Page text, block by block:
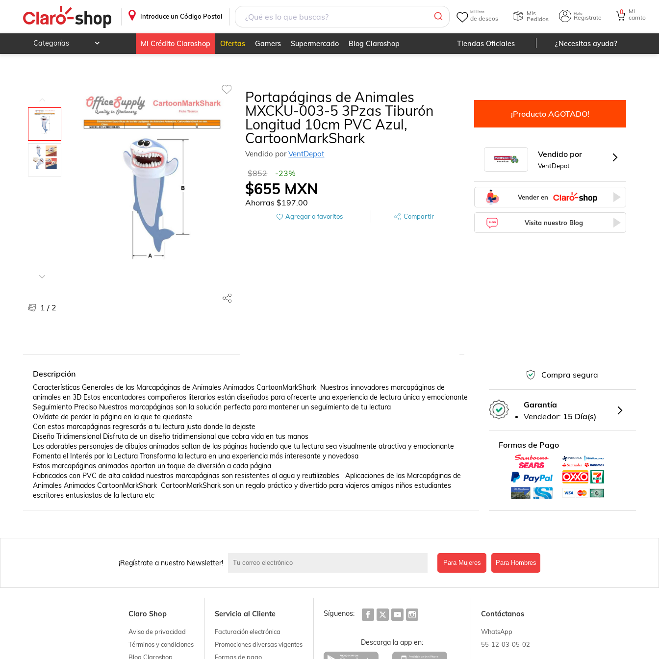
Introduce un Código Postal
Mi Lista
de deseos
Mis
Pedidos
Hola
Registrate
0
Mi
carrito
Categorías
Deportes y ocio
Animales y mascotas
Ferretería y autos
Ropa, calzado y accesorios
Mamá y bebé
Súpermercado
Mi Crédito Claroshop Ofertas Gamers Supermercado Blog Claroshop Tiendas Oficiales ¿Necesitas ayuda?
1 / 2
Portapáginas de Animales
MXCKU-003-5 3Pzas Tiburón
Longitud 10cm PVC Azul,
CartoonMarkShark
Vendido porVentDepot
$852 -23%
$655 MXN
Ahorras$197.00
Agregar a favoritos Compartir
¡Producto AGOTADO!
Vendido por
VentDepot
Vender en
Visita nuestro Blog
Descripción
Características Generales de las Marcapáginas de Animales Animados CartoonMarkShark  Nuestros innovadores marcapáginas de
animales en 3D Estos encantadores compañeros literarios están diseñados para ofrecerte una experiencia de lectura única y emocionante
Seguimiento Preciso Nuestros marcapáginas son la solución perfecta para mantener un seguimiento de tu lectura
Olvídate de perder la página en la que te quedaste
Con estos marcapáginas regresarás a tu lectura justo donde la dejaste
Diseño Tridimensional Disfruta de un diseño tridimensional que cobra vida en tus manos
Los adorables personajes de dibujos animados saltan de las páginas haciendo que tu lectura sea visualmente atractiva y emocionante
Fomenta el Interés por la Lectura Transforma la lectura en una experiencia más interesante y novedosa
Estos marcapáginas animados aportan un toque de diversión a cada página
Fabricados con PVC de alta calidad nuestros marcapáginas son resistentes al agua y reutilizables   Aplicaciones de las Marcapáginas de
Animales Animados CartoonMarkShark  CartoonMarkShark son un regalo práctico y divertido para viajeros amigos niños estudiantes
escritores entusiastas de la lectura etc
Compra segura
Garantía
Vendedor: 15 Día(s)
Formas de Pago
¡Regístrate a nuestro Newsletter! Para Mujeres Para Hombres
Claro Shop
Aviso de privacidad
Términos y condiciones
Blog Claroshop
Servicio al Cliente
Facturación electrónica
Promociones diversas vigentes
Formas de pago
Síguenos:
Descarga la app en:
Contáctanos
WhatsApp
55-12-03-05-02
Portapáginas de Animales MXCKU-003-5 3Pzas Tiburón Longitud 10cm PVC Azul, CartoonMarkShark